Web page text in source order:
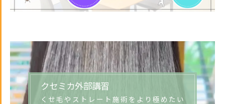
クセミカ外部講習
くせ毛やストレート施術をより極めたい